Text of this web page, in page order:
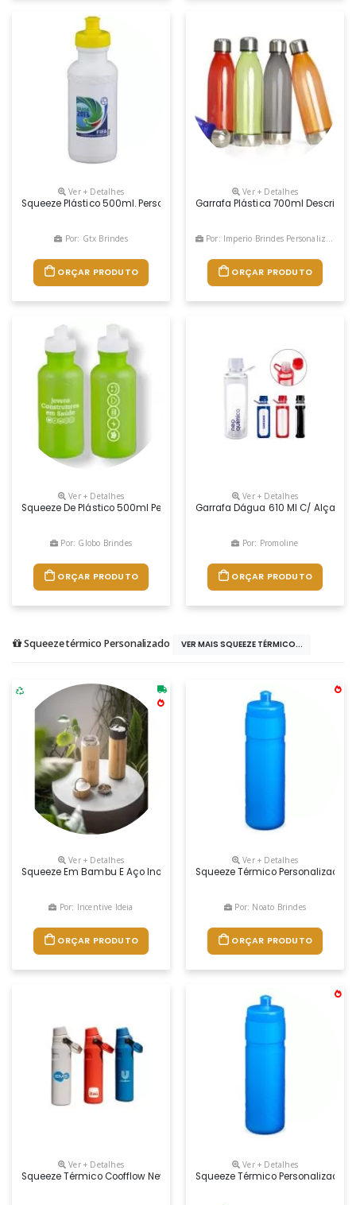
Ver + Detalhes
Squeeze Plástico 500ml. Personalização Em Silkscreen.
Por: Gtx Brindes
ORÇAR PRODUTO
Ver + Detalhes
Garrafa Plástica 700ml
Por: Imperio Brindes Personalizados
ORÇAR PRODUTO
Ver + Detalhes
Squeeze De Plástico 500ml Personalizado
Por: Globo Brindes
ORÇAR PRODUTO
Ver + Detalhes
Garrafa Dágua 610 Ml C/ Alça 610
Por: Promoline
ORÇAR PRODUTO
Squeeze térmico Personalizado VER MAIS SQUEEZE TÉRMICO...
Ver + Detalhes
Squeeze Em Bambu E Aço Inox, Com Parede Dupla Isolada A Vácuo E
Por: Incentive Ideia
ORÇAR PRODUTO
Ver + Detalhes
Squeeze Térmico Personalizado
Por: Noato Brindes
ORÇAR PRODUTO
Ver + Detalhes
Squeeze Térmico Coofflow New Model Personalizada Para Brinde Com
Ver + Detalhes
Squeeze Térmico Personalizado